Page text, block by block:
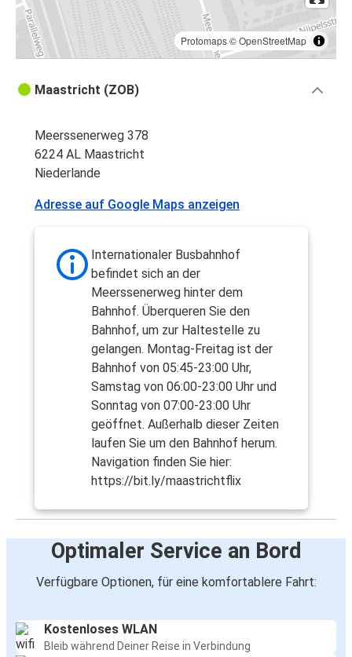
Protomaps©OpenStreetMap
Maastricht (ZOB)
Meerssenerweg 378
6224 AL Maastricht
Niederlande
Adresse auf Google Maps anzeigen
Internationaler Busbahnhof
befindet sich an der
Meerssenerweg hinter dem
Bahnhof. Überqueren Sie den
Bahnhof, um zur Haltestelle zu
gelangen. Montag-Freitag ist der
Bahnhof von 05:45-23:00 Uhr,
Samstag von 06:00-23:00 Uhr und
Sonntag von 07:00-23:00 Uhr
geöffnet. Außerhalb dieser Zeiten
laufen Sie um den Bahnhof herum.
Navigation finden Sie hier:
https://bit.ly/maastrichtflix
Optimaler Service an Bord
Verfügbare Optionen, für eine komfortablere Fahrt:
Kostenloses WLAN
Bleib während Deiner Reise in Verbindung